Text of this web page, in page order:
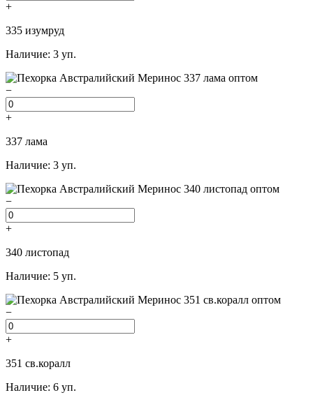
+
335 изумруд
Наличие: 3 уп.
−
+
337 лама
Наличие: 3 уп.
−
+
340 листопад
Наличие: 5 уп.
−
+
351 св.коралл
Наличие: 6 уп.